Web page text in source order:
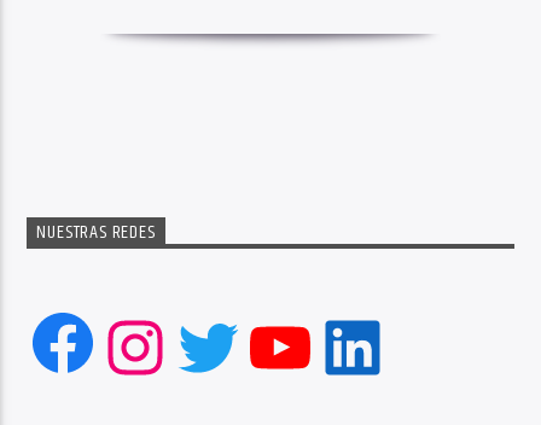
NUESTRAS REDES
Facebook
Instagram
Twitter
YouTube
LinkedIn